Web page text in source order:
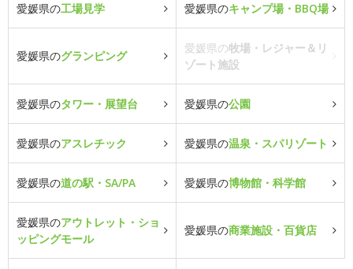
愛媛県の工場見学 愛媛県のキャンプ場・BBQ場
愛媛県のグランピング
愛媛県の牧場・レジャー＆リ
ゾート施設
愛媛県のタワー・展望台 愛媛県の公園
愛媛県のアスレチック 愛媛県の温泉・スパリゾート
愛媛県の道の駅・SA/PA 愛媛県の博物館・科学館
愛媛県のアウトレット・ショ
ッピングモール
愛媛県の商業施設・百貨店